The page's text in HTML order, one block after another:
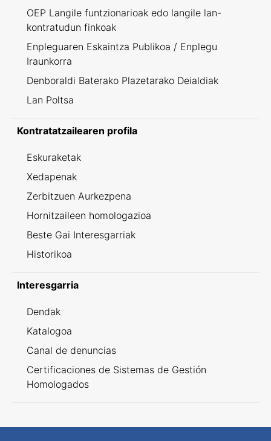
OEP Langile funtzionarioak edo langile lan-
kontratudun finkoak
Enpleguaren Eskaintza Publikoa / Enplegu
Iraunkorra
Denboraldi Baterako Plazetarako Deialdiak
Lan Poltsa
Kontratatzailearen profila
Eskuraketak
Xedapenak
Zerbitzuen Aurkezpena
Hornitzaileen homologazioa
Beste Gai Interesgarriak
Historikoa
Interesgarria
Dendak
Katalogoa
Canal de denuncias
Certificaciones de Sistemas de Gestión
Homologados